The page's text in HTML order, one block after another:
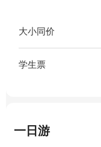
大小同价
学生票
一日游